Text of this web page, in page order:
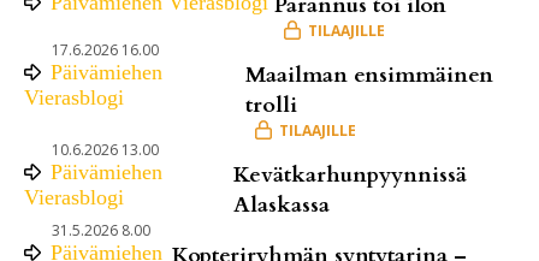
17.6.2026 16.00
Päivämiehen
Vierasblogi
Maailman ensimmäinen
trolli
10.6.2026 13.00
Päivämiehen
Vierasblogi
Kevätkarhunpyynnissä
Alaskassa
31.5.2026 8.00
Päivämiehen